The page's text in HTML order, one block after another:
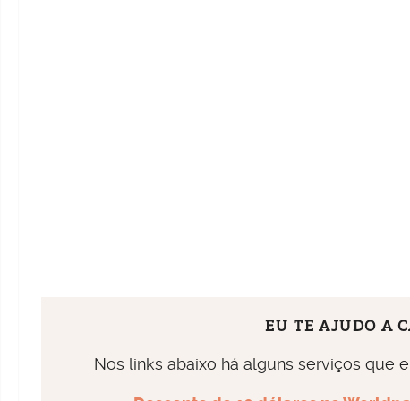
EU TE AJUDO A
Nos links abaixo há alguns serviços que